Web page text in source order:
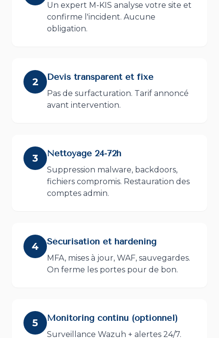
Un expert M-KIS analyse votre site et
confirme l'incident. Aucune
obligation.
2 Devis transparent et fixe
Pas de surfacturation. Tarif annoncé
avant intervention.
3 Nettoyage 24-72h
Suppression malware, backdoors,
fichiers compromis. Restauration des
comptes admin.
4 Sécurisation et hardening
MFA, mises à jour, WAF, sauvegardes.
On ferme les portes pour de bon.
5 Monitoring continu (optionnel)
Surveillance Wazuh + alertes 24/7.